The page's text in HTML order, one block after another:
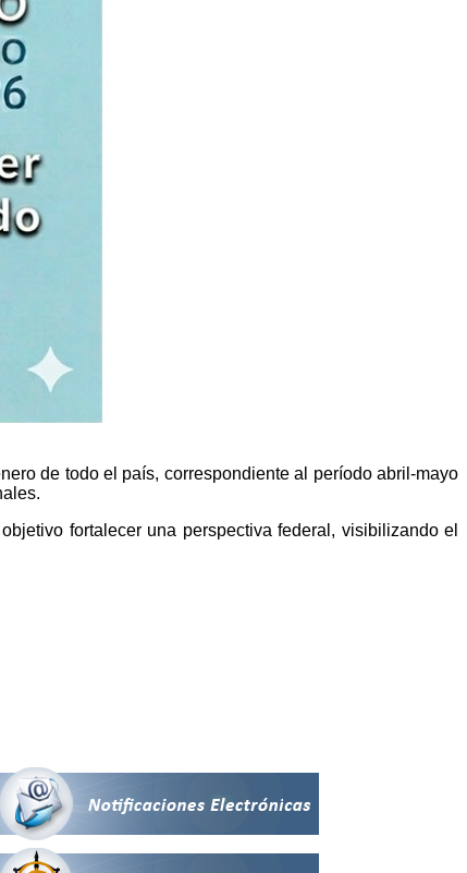
de todo el país, correspondiente al período abril-mayo
fortalecer una perspectiva federal, visibilizando el